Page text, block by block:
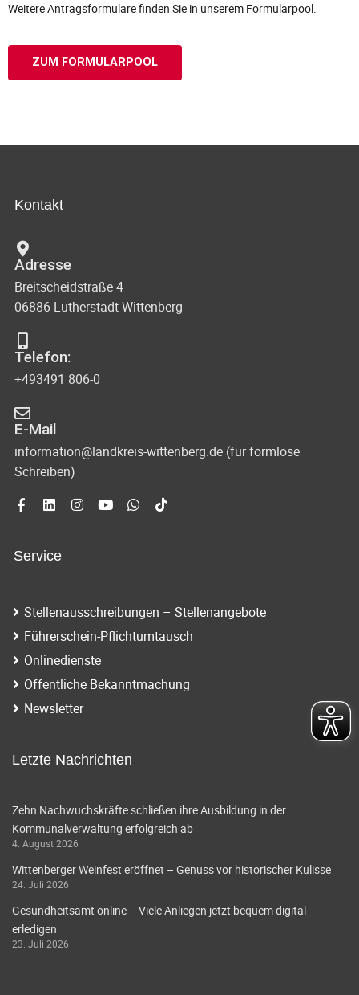
Weitere Antragsformulare finden Sie in unserem Formularpool.
ZUM FORMULARPOOL
Kontakt
Adresse
Breitscheidstraße 4
06886 Lutherstadt Wittenberg
Telefon:
+493491 806-0
E-Mail
information@landkreis-wittenberg.de (für formlose
Schreiben)
Service
Stellenausschreibungen – Stellenangebote
Führerschein-Pflichtumtausch
Onlinedienste
Öffentliche Bekanntmachung
Newsletter
Letzte Nachrichten
Zehn Nachwuchskräfte schließen ihre Ausbildung in der
Kommunalverwaltung erfolgreich ab
4. August 2026
Wittenberger Weinfest eröffnet – Genuss vor historischer Kulisse
24. Juli 2026
Gesundheitsamt online – Viele Anliegen jetzt bequem digital
erledigen
23. Juli 2026